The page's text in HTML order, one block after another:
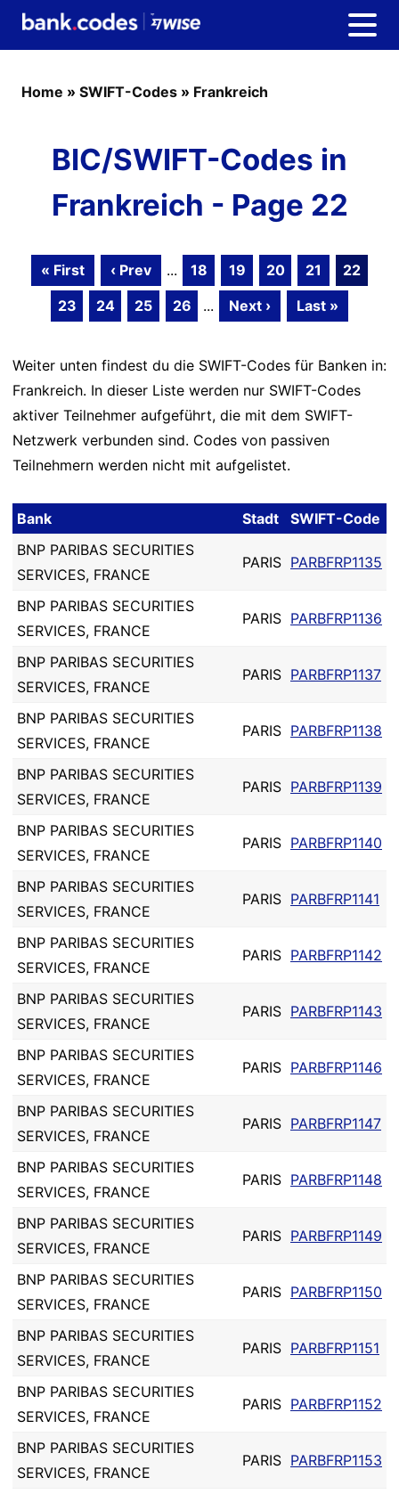
Home » SWIFT-Codes » Frankreich
BIC/SWIFT-Codes in
Frankreich - Page 22
« First ‹ Prev ... 18 19 20 21
22
23
24 25 26 ... Next › Last »
Weiter unten findest du die SWIFT-Codes für Banken in:
Frankreich. In dieser Liste werden nur SWIFT-Codes
aktiver Teilnehmer aufgeführt, die mit dem SWIFT-
Netzwerk verbunden sind. Codes von passiven
Teilnehmern werden nicht mit aufgelistet.
Bank Stadt
SWIFT-Code
BNP PARIBAS SECURITIES
SERVICES, FRANCE
PARIS PARBFRP1135
BNP PARIBAS SECURITIES
SERVICES, FRANCE
PARIS PARBFRP1136
BNP PARIBAS SECURITIES
SERVICES, FRANCE
PARIS PARBFRP1137
BNP PARIBAS SECURITIES
SERVICES, FRANCE
PARIS PARBFRP1138
BNP PARIBAS SECURITIES
SERVICES, FRANCE
PARIS PARBFRP1139
BNP PARIBAS SECURITIES
SERVICES, FRANCE
PARIS PARBFRP1140
BNP PARIBAS SECURITIES
SERVICES, FRANCE
PARIS PARBFRP1141
BNP PARIBAS SECURITIES
SERVICES, FRANCE
PARIS PARBFRP1142
BNP PARIBAS SECURITIES
SERVICES, FRANCE
PARIS PARBFRP1143
BNP PARIBAS SECURITIES
SERVICES, FRANCE
PARIS PARBFRP1146
BNP PARIBAS SECURITIES
SERVICES, FRANCE
PARIS PARBFRP1147
BNP PARIBAS SECURITIES
SERVICES, FRANCE
PARIS PARBFRP1148
BNP PARIBAS SECURITIES
SERVICES, FRANCE
PARIS PARBFRP1149
BNP PARIBAS SECURITIES
SERVICES, FRANCE
PARIS PARBFRP1150
BNP PARIBAS SECURITIES
SERVICES, FRANCE
PARIS PARBFRP1151
BNP PARIBAS SECURITIES
SERVICES, FRANCE
PARIS PARBFRP1152
BNP PARIBAS SECURITIES
SERVICES, FRANCE
PARIS PARBFRP1153